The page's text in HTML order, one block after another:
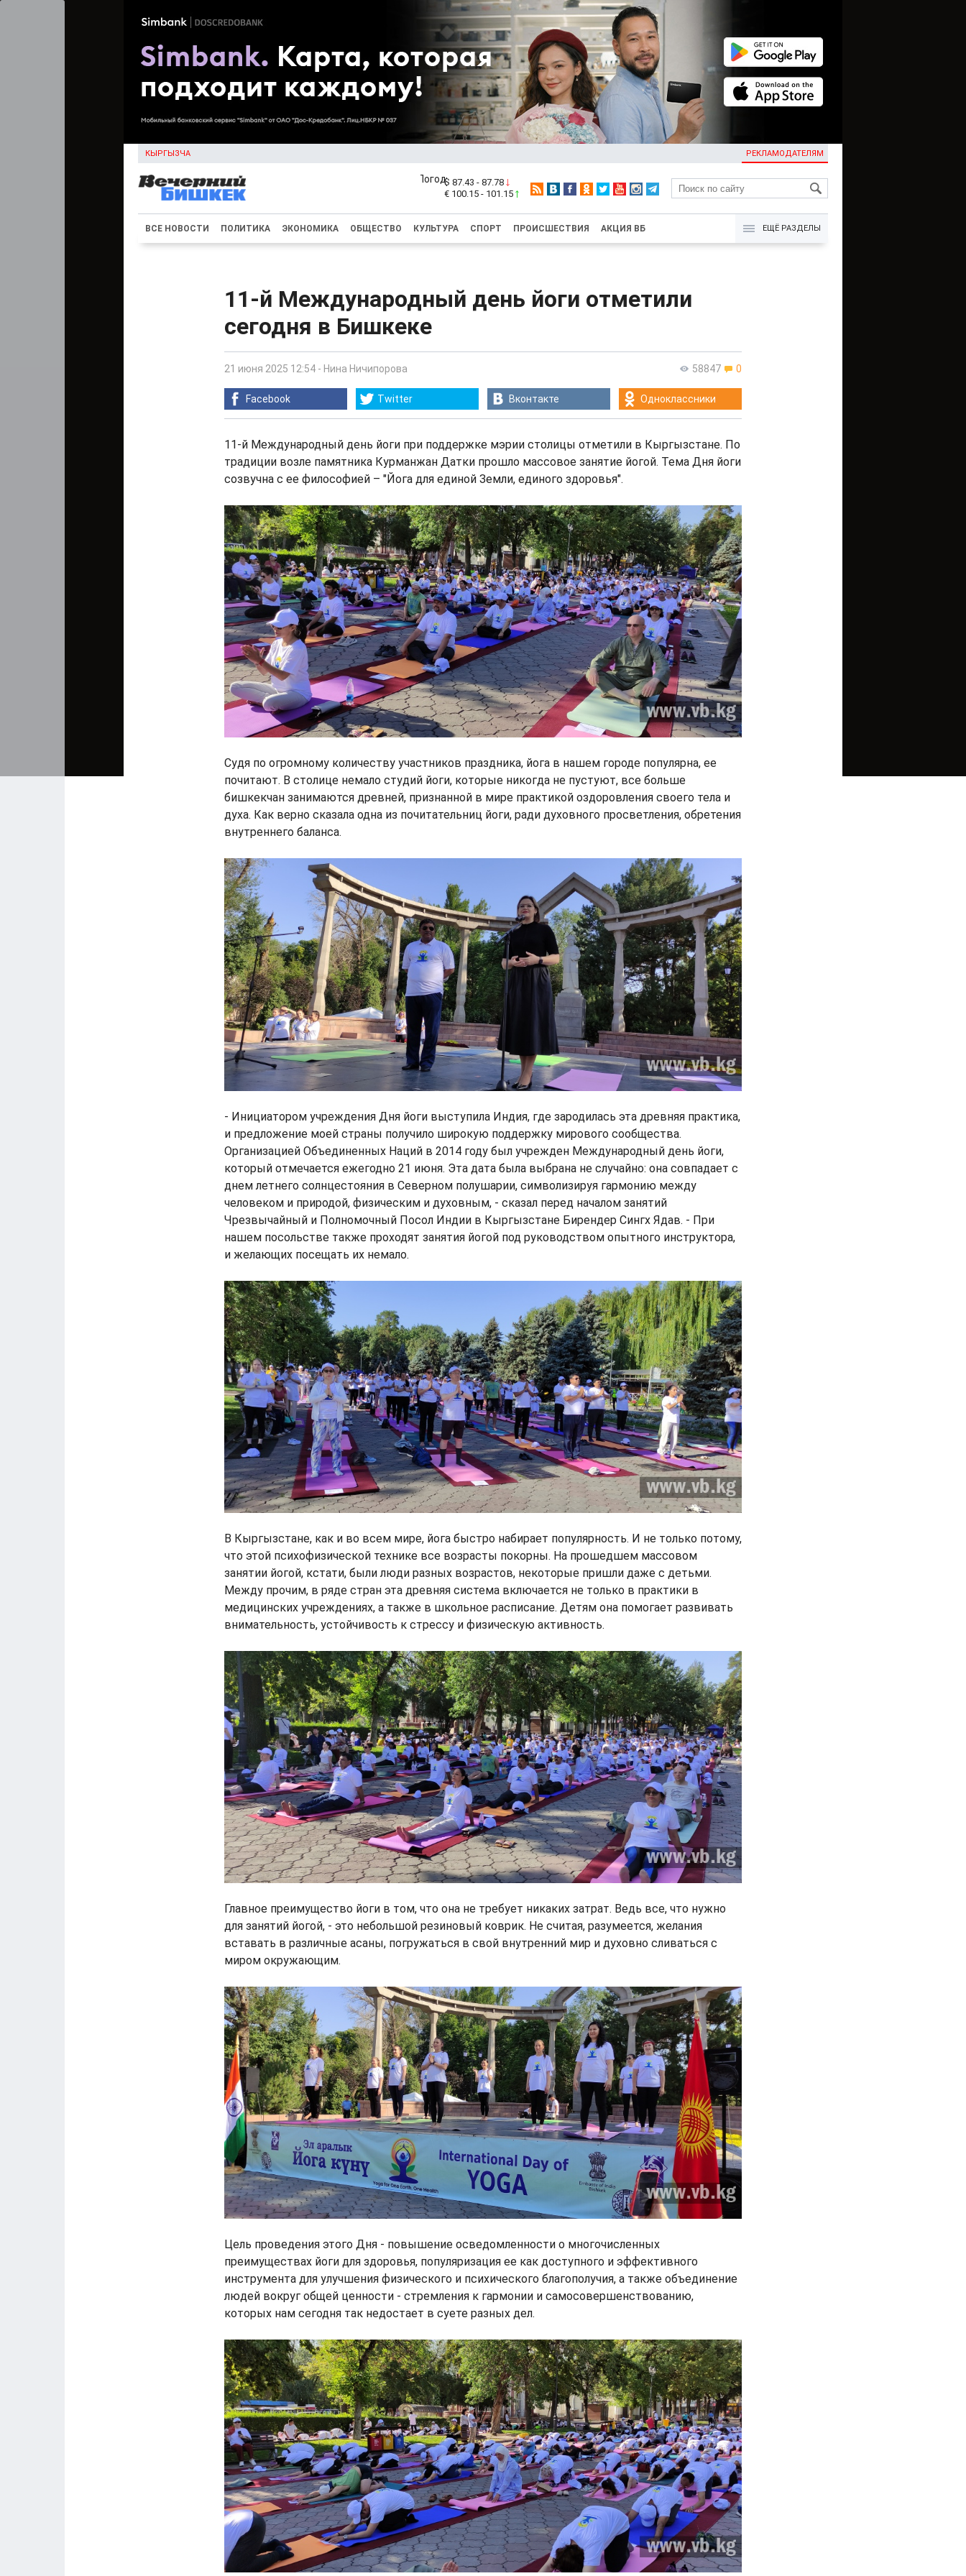
КЫРГЫЗЧА РЕКЛАМОДАТЕЛЯМ
KG
$ 87.43 - 87.78
€ 100.15 - 101.15
ВСЕ НОВОСТИ ПОЛИТИКА ЭКОНОМИКА ОБЩЕСТВО КУЛЬТУРА СПОРТ ПРОИСШЕСТВИЯ АКЦИЯ ВБ ЕЩЁ РАЗДЕЛЫ
11-й Международный день йоги отметили
сегодня в Бишкеке
58847 0
21 июня 2025 12:54 - Нина Ничипорова
Facebook Twitter Вконтакте Одноклассники
11-й Международный день йоги при поддержке мэрии столицы отметили в Кыргызстане. По
традиции возле памятника Курманжан Датки прошло массовое занятие йогой. Тема Дня йоги
созвучна с ее философией – "Йога для единой Земли, единого здоровья".
Судя по огромному количеству участников праздника, йога в нашем городе популярна, ее
почитают. В столице немало студий йоги, которые никогда не пустуют, все больше
бишкекчан занимаются древней, признанной в мире практикой оздоровления своего тела и
духа. Как верно сказала одна из почитательниц йоги, ради духовного просветления, обретения
внутреннего баланса.
- Инициатором учреждения Дня йоги выступила Индия, где зародилась эта древняя практика,
и предложение моей страны получило широкую поддержку мирового сообщества.
Организацией Объединенных Наций в 2014 году был учрежден Международный день йоги,
который отмечается ежегодно 21 июня. Эта дата была выбрана не случайно: она совпадает с
днем летнего солнцестояния в Северном полушарии, символизируя гармонию между
человеком и природой, физическим и духовным, - сказал перед началом занятий
Чрезвычайный и Полномочный Посол Индии в Кыргызстане Бирендер Сингх Ядав. - При
нашем посольстве также проходят занятия йогой под руководством опытного инструктора,
и желающих посещать их немало.
В Кыргызстане, как и во всем мире, йога быстро набирает популярность. И не только потому,
что этой психофизической технике все возрасты покорны. На прошедшем массовом
занятии йогой, кстати, были люди разных возрастов, некоторые пришли даже с детьми.
Между прочим, в ряде стран эта древняя система включается не только в практики в
медицинских учреждениях, а также в школьное расписание. Детям она помогает развивать
внимательность, устойчивость к стрессу и физическую активность.
Главное преимущество йоги в том, что она не требует никаких затрат. Ведь все, что нужно
для занятий йогой, - это небольшой резиновый коврик. Не считая, разумеется, желания
вставать в различные асаны, погружаться в свой внутренний мир и духовно сливаться с
миром окружающим.
Цель проведения этого Дня - повышение осведомленности о многочисленных
преимуществах йоги для здоровья, популяризация ее как доступного и эффективного
инструмента для улучшения физического и психического благополучия, а также объединение
людей вокруг общей ценности - стремления к гармонии и самосовершенствованию,
которых нам сегодня так недостает в суете разных дел.